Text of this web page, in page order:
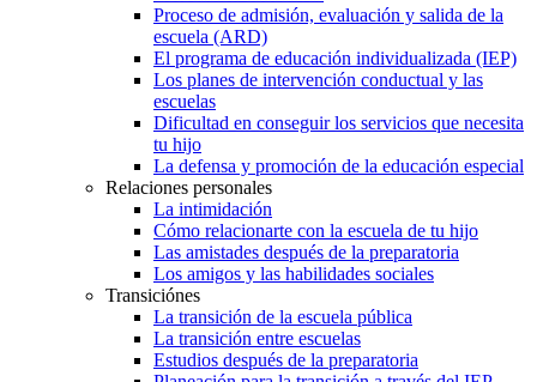
Proceso de admisión, evaluación y salida de la
escuela (ARD)
El programa de educación individualizada (IEP)
Los planes de intervención conductual y las
escuelas
Dificultad en conseguir los servicios que necesita
tu hijo
La defensa y promoción de la educación especial
Relaciones personales
La intimidación
Cómo relacionarte con la escuela de tu hijo
Las amistades después de la preparatoria
Los amigos y las habilidades sociales
Transiciónes
La transición de la escuela pública
La transición entre escuelas
Estudios después de la preparatoria